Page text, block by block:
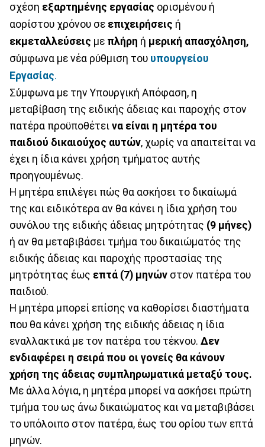
σχέση εξαρτημένης εργασίας ορισμένου ή
αορίστου χρόνου σε επιχειρήσεις ή
εκμεταλλεύσεις με πλήρη ή μερική απασχόληση,
σύμφωνα με νέα ρύθμιση του υπουργείου
Εργασίας.
Σύμφωνα με την Υπουργική Απόφαση, η
μεταβίβαση της ειδικής άδειας και παροχής στον
πατέρα προϋποθέτει να είναι η μητέρα του
παιδιού δικαιούχος αυτών, χωρίς να απαιτείται να
έχει η ίδια κάνει χρήση τμήματος αυτής
προηγουμένως.
Η μητέρα επιλέγει πώς θα ασκήσει το δικαίωμά
της και ειδικότερα αν θα κάνει η ίδια χρήση του
συνόλου της ειδικής άδειας μητρότητας (9 μήνες)
ή αν θα μεταβιβάσει τμήμα του δικαιώματός της
ειδικής άδειας και παροχής προστασίας της
μητρότητας έως επτά (7) μηνών στον πατέρα του
παιδιού.
Η μητέρα μπορεί επίσης να καθορίσει διαστήματα
που θα κάνει χρήση της ειδικής άδειας η ίδια
εναλλακτικά με τον πατέρα του τέκνου. Δεν
ενδιαφέρει η σειρά που οι γονείς θα κάνουν
χρήση της άδειας συμπληρωματικά μεταξύ τους.
Με άλλα λόγια, η μητέρα μπορεί να ασκήσει πρώτη
τμήμα του ως άνω δικαιώματος και να μεταβιβάσει
το υπόλοιπο στον πατέρα, έως του ορίου των επτά
μηνών.